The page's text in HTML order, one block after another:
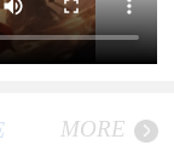
MORE